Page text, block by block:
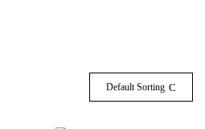
Default Sorting